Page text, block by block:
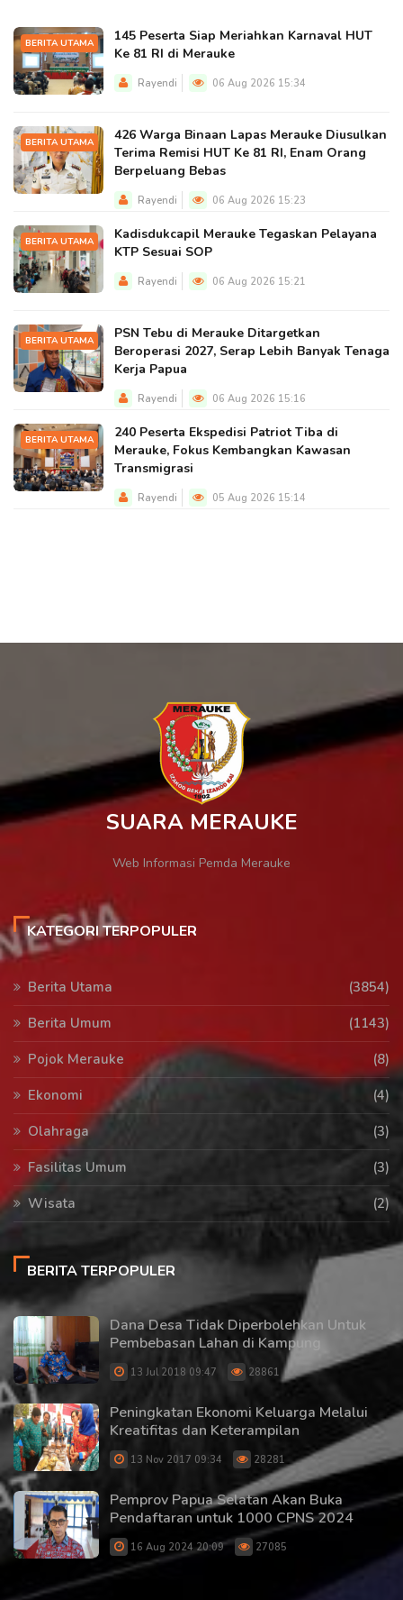
BERITA UTAMA
145 Peserta Siap Meriahkan Karnaval HUT
Ke 81 RI di Merauke
Rayendi 06 Aug 2026 15:34
BERITA UTAMA
426 Warga Binaan Lapas Merauke Diusulkan
Terima Remisi HUT Ke 81 RI, Enam Orang
Berpeluang Bebas
Rayendi 06 Aug 2026 15:23
BERITA UTAMA
Kadisdukcapil Merauke Tegaskan Pelayana
KTP Sesuai SOP
Rayendi 06 Aug 2026 15:21
BERITA UTAMA
PSN Tebu di Merauke Ditargetkan
Beroperasi 2027, Serap Lebih Banyak Tenaga
Kerja Papua
Rayendi 06 Aug 2026 15:16
BERITA UTAMA
240 Peserta Ekspedisi Patriot Tiba di
Merauke, Fokus Kembangkan Kawasan
Transmigrasi
Rayendi 05 Aug 2026 15:14
SUARA MERAUKE
Web Informasi Pemda Merauke
KATEGORI TERPOPULER
Berita Utama
(3854)
Berita Umum
(1143)
Pojok Merauke
(8)
Ekonomi
(4)
Olahraga
(3)
Fasilitas Umum
(3)
Wisata
(2)
BERITA TERPOPULER
Dana Desa Tidak Diperbolehkan Untuk
Pembebasan Lahan di Kampung
13 Jul 2018 09:47 28861
Peningkatan Ekonomi Keluarga Melalui
Kreatifitas dan Keterampilan
13 Nov 2017 09:34 28281
Pemprov Papua Selatan Akan Buka
Pendaftaran untuk 1000 CPNS 2024
16 Aug 2024 20:09 27085